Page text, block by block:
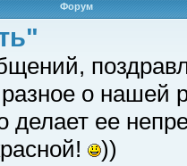
Форум
о нашей
делает ее
))